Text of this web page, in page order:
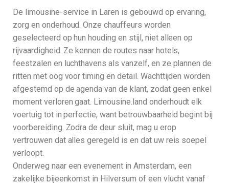
De limousine-service in Laren is gebouwd op ervaring,
zorg en onderhoud. Onze chauffeurs worden
geselecteerd op hun houding en stijl, niet alleen op
rijvaardigheid. Ze kennen de routes naar hotels,
feestzalen en luchthavens als vanzelf, en ze plannen de
ritten met oog voor timing en detail. Wachttijden worden
afgestemd op de agenda van de klant, zodat geen enkel
moment verloren gaat. Limousine.land onderhoudt elk
voertuig tot in perfectie, want betrouwbaarheid begint bij
voorbereiding. Zodra de deur sluit, mag u erop
vertrouwen dat alles geregeld is en dat uw reis soepel
verloopt.
Onderweg naar een evenement in Amsterdam, een
zakelijke bijeenkomst in Hilversum of een vlucht vanaf